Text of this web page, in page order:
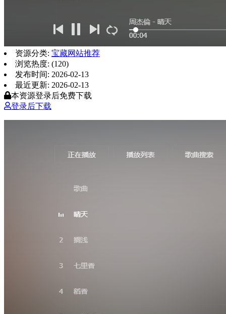
资源分类: 宝藏网站推荐
浏览热度: (120)
发布时间: 2026-02-13
最近更新: 2026-02-13
本资源登录后免费下载
登录后下载